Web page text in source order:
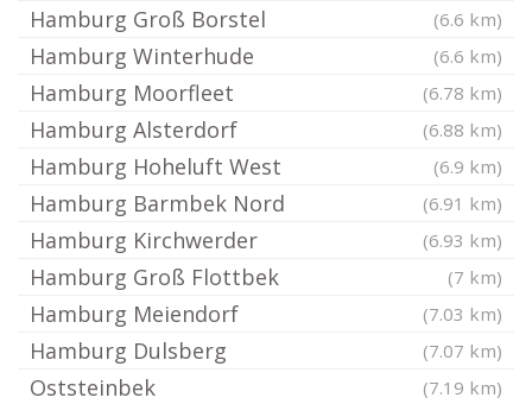
Hamburg Groß Borstel (6.6 km)
Hamburg Winterhude (6.6 km)
Hamburg Moorfleet (6.78 km)
Hamburg Alsterdorf (6.88 km)
Hamburg Hoheluft West (6.9 km)
Hamburg Barmbek Nord (6.91 km)
Hamburg Kirchwerder (6.93 km)
Hamburg Groß Flottbek (7 km)
Hamburg Meiendorf (7.03 km)
Hamburg Dulsberg (7.07 km)
Oststeinbek (7.19 km)